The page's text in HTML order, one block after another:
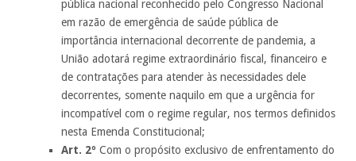
pública nacional reconhecido pelo Congresso Nacional
em razão de emergência de saúde pública de
importância internacional decorrente de pandemia, a
União adotará regime extraordinário fiscal, financeiro e
de contratações para atender às necessidades dele
decorrentes, somente naquilo em que a urgência for
incompatível com o regime regular, nos termos definidos
nesta Emenda Constitucional;
Art. 2º Com o propósito exclusivo de enfrentamento do